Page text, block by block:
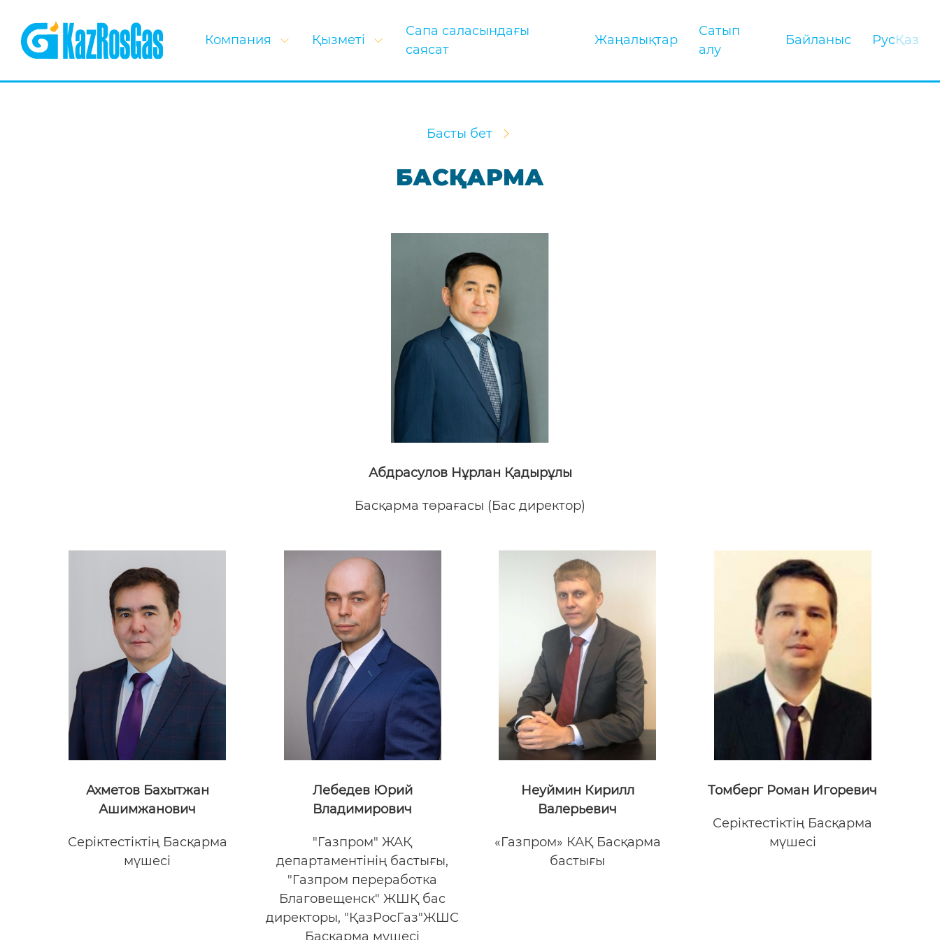
Компания Қызметі
Сапа саласындағы
саясат
Жаңалықтар
Сатып
алу
Байланыс РусҚаз
Басты бет
БАСҚАРМА
Абдрасулов Нұрлан Қадырұлы
Басқарма төрағасы (Бас директор)
Ахметов Бахытжан
Ашимжанович
Серіктестіктің Басқарма
мүшесі
Лебедев Юрий
Владимирович
"Газпром" ЖАҚ
департаментінің бастығы,
"Газпром переработка
Благовещенск" ЖШҚ бас
директоры, "ҚазРосГаз"ЖШС
Басқарма мүшесі
Неуймин Кирилл
Валерьевич
«Газпром» КАҚ Басқарма
бастығы
Томберг Роман Игоревич
Серіктестіктің Басқарма
мүшесі